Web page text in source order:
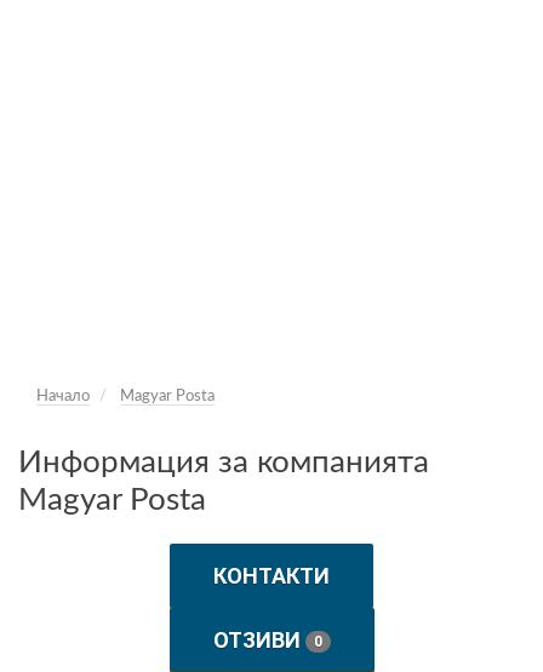
Начало Magyar Posta
Информация за компанията
Magyar Posta
КОНТАКТИ
ОТЗИВИ 0